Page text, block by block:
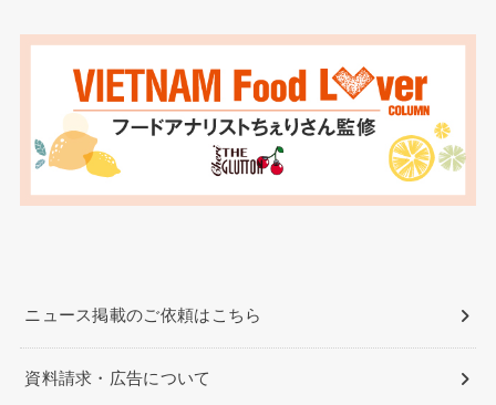
ニュース掲載のご依頼はこちら
資料請求・広告について